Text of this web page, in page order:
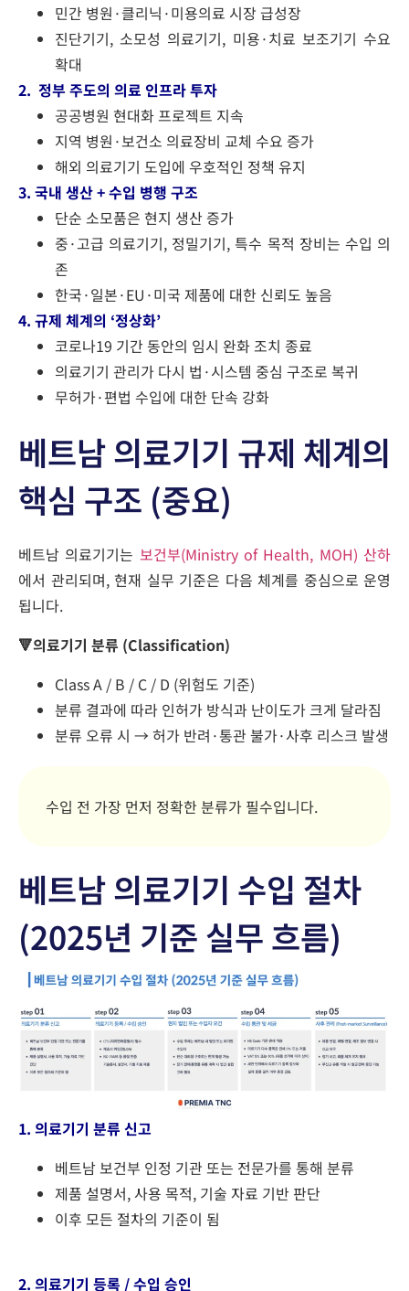
민간 병원·클리닉·미용의료 시장 급성장
진단기기, 소모성 의료기기, 미용·치료 보조기기 수요
확대
2. 정부 주도의 의료 인프라 투자
공공병원 현대화 프로젝트 지속
지역 병원·보건소 의료장비 교체 수요 증가
해외 의료기기 도입에 우호적인 정책 유지
3. 국내 생산 + 수입 병행 구조
단순 소모품은 현지 생산 증가
중·고급 의료기기, 정밀기기, 특수 목적 장비는 수입 의
존
한국·일본·EU·미국 제품에 대한 신뢰도 높음
4. 규제 체계의 ‘정상화’
코로나19 기간 동안의 임시 완화 조치 종료
의료기기 관리가 다시 법·시스템 중심 구조로 복귀
무허가·편법 수입에 대한 단속 강화
베트남 의료기기 규제 체계의
핵심 구조 (중요)
베트남 의료기기는 보건부(Ministry of Health, MOH) 산하
에서 관리되며, 현재 실무 기준은 다음 체계를 중심으로 운영
됩니다.
🔻의료기기 분류 (Classification)
Class A / B / C / D (위험도 기준)
분류 결과에 따라 인허가 방식과 난이도가 크게 달라짐
분류 오류 시 → 허가 반려·통관 불가·사후 리스크 발생
수입 전 가장 먼저 정확한 분류가 필수입니다.
베트남 의료기기 수입 절차
(2025년 기준 실무 흐름)
1. 의료기기 분류 신고
베트남 보건부 인정 기관 또는 전문가를 통해 분류
제품 설명서, 사용 목적, 기술 자료 기반 판단
이후 모든 절차의 기준이 됨
2. 의료기기 등록 / 수입 승인